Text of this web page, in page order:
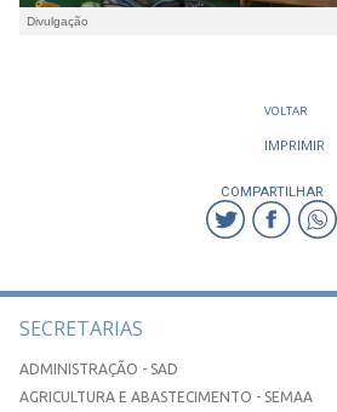
Divulgação
VOLTAR
IMPRIMIR
COMPARTILHAR
SECRETARIAS
ADMINISTRAÇÃO - SAD
AGRICULTURA E ABASTECIMENTO - SEMAA